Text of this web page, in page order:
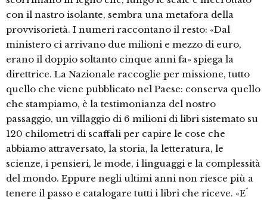
con il nastro isolante, sembra una metafora della
provvisorietà. I numeri raccontano il resto: «Dal
ministero ci arrivano due milioni e mezzo di euro,
erano il doppio soltanto cinque anni fa» spiega la
direttrice. La Nazionale raccoglie per missione, tutto
quello che viene pubblicato nel Paese: conserva quello
che stampiamo, è la testimonianza del nostro
passaggio, un villaggio di 6 milioni di libri sistemato su
120 chilometri di scaffali per capire le cose che
abbiamo attraversato, la storia, la letteratura, le
scienze, i pensieri, le mode, i linguaggi e la complessità
del mondo. Eppure negli ultimi anni non riesce più a
tenere il passo e catalogare tutti i libri che riceve. «E´